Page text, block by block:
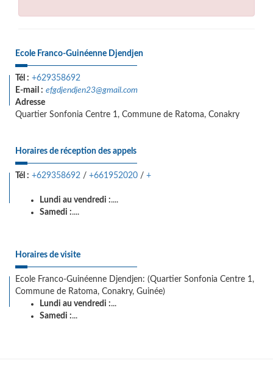
Ecole Franco-Guinéenne Djendjen
Tél : +629358692
E-mail : efgdjendjen23@gmail.com
Adresse
Quartier Sonfonia Centre 1, Commune de Ratoma, Conakry
Horaires de réception des appels
Tél : +629358692 / +661952020 / +
Lundi au vendredi :....
Samedi :....
Horaires de visite
Ecole Franco-Guinéenne Djendjen: (Quartier Sonfonia Centre 1,
Commune de Ratoma, Conakry, Guinée)
Lundi au vendredi :...
Samedi :...